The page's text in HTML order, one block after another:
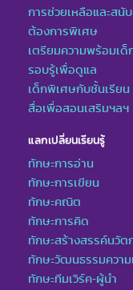
การช่วยเหลือและสนั
ต้องการพิเศษ
เตรียมความพร้อมเด็
รอบรู้เพื่อดูแล
เด็กพิเศษกับชั้นเรียน
สื่อเพื่อสอนเสริมฯลฯ
แลกเปลี่ยนเรียนรู้
ทักษะการอ่าน
ทักษะการเขียน
ทักษะคณิต
ทักษะการคิด
ทักษะสร้างสรรค์นวัต
ทักษะวัฒนธรรมควา
ทักษะทีมเวิร์ค-ผู้นำ